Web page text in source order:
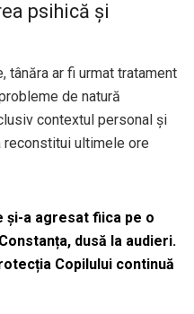
psihică și
tânăra ar fi urmat tratament
de natură
contextul personal și
ultimele ore
și-a agresat fiica pe o
dusă la audieri.
Copilului continuă